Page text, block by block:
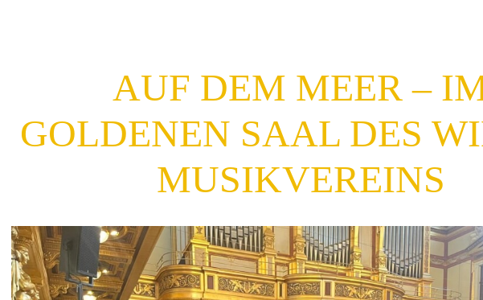
AUF DEM MEER –
GOLDENEN SAAL DES
MUSIKVEREINS